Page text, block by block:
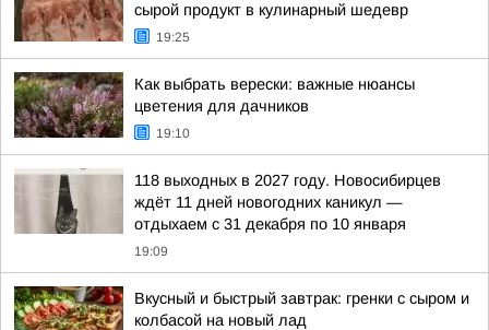
сырой продукт в кулинарный шедевр
19:25
Как выбрать верески: важные нюансы
цветения для дачников
19:10
118 выходных в 2027 году. Новосибирцев
ждёт 11 дней новогодних каникул —
отдыхаем с 31 декабря по 10 января
19:09
Вкусный и быстрый завтрак: гренки с сыром и
колбасой на новый лад